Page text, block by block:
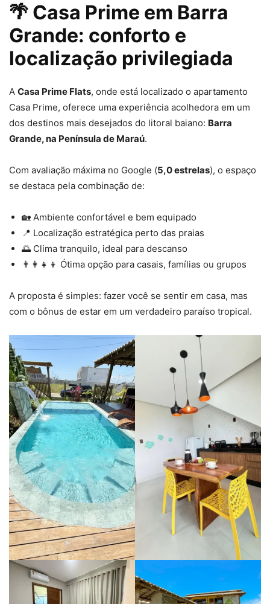
🌴 Casa Prime em Barra
Grande: conforto e
localização privilegiada
A Casa Prime Flats, onde está localizado o apartamento
Casa Prime, oferece uma experiência acolhedora em um
dos destinos mais desejados do litoral baiano: Barra
Grande, na Península de Maraú.
Com avaliação máxima no Google (5,0 estrelas), o espaço
se destaca pela combinação de:
🏡 Ambiente confortável e bem equipado
📍 Localização estratégica perto das praias
🌅 Clima tranquilo, ideal para descanso
👨‍👩‍👧‍👦 Ótima opção para casais, famílias ou grupos
A proposta é simples: fazer você se sentir em casa, mas
com o bônus de estar em um verdadeiro paraíso tropical.